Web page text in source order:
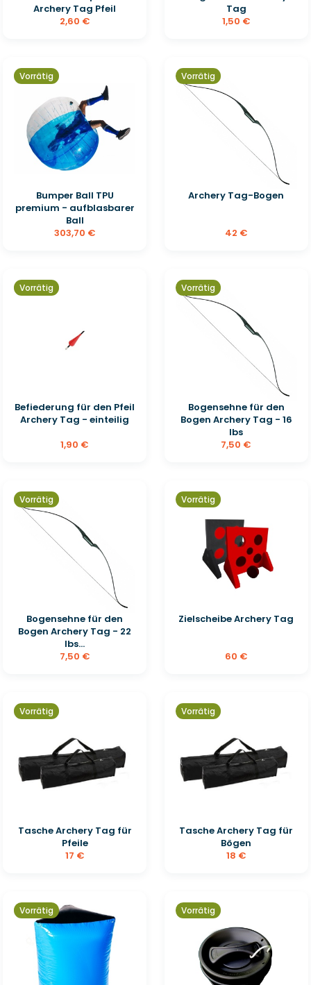
Archery Tag Pfeil
2,60 €
Tag
1,50 €
Vorrätig
Bumper Ball TPU
premium - aufblasbarer
Ball
303,70 €
Vorrätig
Archery Tag-Bogen
42 €
Vorrätig
Befiederung für den Pfeil
Archery Tag - einteilig
1,90 €
Vorrätig
Bogensehne für den
Bogen Archery Tag - 16
lbs
7,50 €
Vorrätig
Bogensehne für den
Bogen Archery Tag - 22
lbs...
7,50 €
Vorrätig
Zielscheibe Archery Tag
60 €
Vorrätig
Tasche Archery Tag für
Pfeile
17 €
Vorrätig
Tasche Archery Tag für
Bögen
18 €
Vorrätig Vorrätig